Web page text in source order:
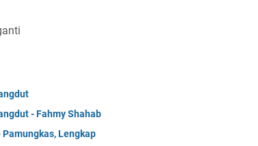
- Fahmy Shahab
Lengkap